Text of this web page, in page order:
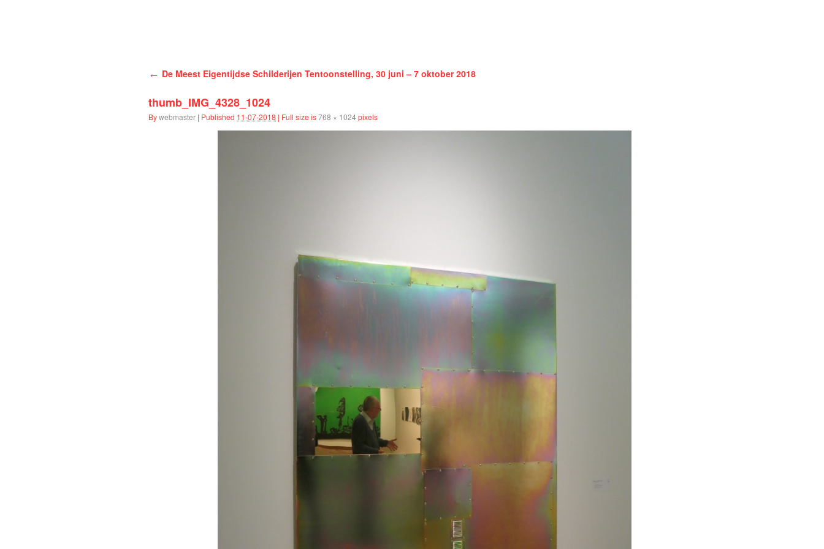
← De Meest Eigentijdse Schilderijen Tentoonstelling, 30 juni – 7 oktober 2018
thumb_IMG_4328_1024
Bywebmaster | Published 11-07-2018 | Full size is768 × 1024pixels